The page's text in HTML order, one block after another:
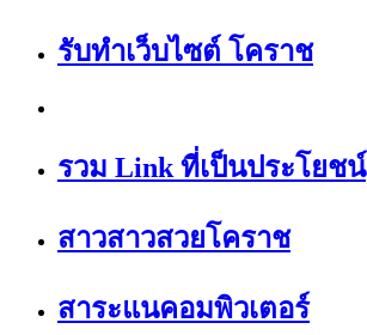
รับทำเว็บไซต์ โคราช
รวม Link ที่เป็นประโยชน์
สาวสาวสวยโคราช
สาระแนคอมพิวเตอร์